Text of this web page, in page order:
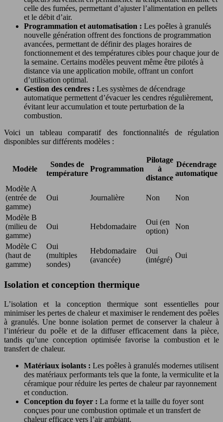
celle des fumées, permettant d’ajuster l’alimentation en pellets
et le débit d’air.
Programmation et automatisation : Les poêles à granulés
nouvelle génération offrent des fonctions de programmation
avancées, permettant de définir des plages horaires de
fonctionnement et des températures cibles pour chaque jour de
la semaine. Certains modèles peuvent même être pilotés à
distance via une application mobile, offrant un confort
d’utilisation optimal.
Gestion des cendres : Les systèmes de décendrage
automatique permettent d’évacuer les cendres régulièrement,
évitant leur accumulation et toute perturbation de la
combustion.
Voici un tableau comparatif des fonctionnalités de régulation
disponibles sur différents modèles :
Modèle
Sondes de
température
Programmation
Pilotage
à
distance
Décendrage
automatique
Modèle A
(entrée de
gamme)
Oui Journalière Non Non
Modèle B
(milieu de
gamme)
Oui Hebdomadaire
Oui (en
option)
Non
Modèle C
(haut de
gamme)
Oui
(multiples
sondes)
Hebdomadaire
(avancée)
Oui
(intégré)
Oui
Isolation et conception thermique
L’isolation et la conception thermique sont essentielles pour
minimiser les pertes de chaleur et maximiser le rendement des poêles
à granulés. Une bonne isolation permet de conserver la chaleur à
l’intérieur du poêle et de la diffuser efficacement dans la pièce,
tandis qu’une conception optimisée favorise la combustion et le
transfert de chaleur.
Matériaux isolants : Les poêles à granulés modernes utilisent
des matériaux performants tels que la fonte, la vermiculite et la
céramique pour réduire les pertes de chaleur par rayonnement
et conduction.
Conception du foyer : La forme et la taille du foyer sont
conçues pour une combustion optimale et un transfert de
chaleur efficace vers l’air ambiant.